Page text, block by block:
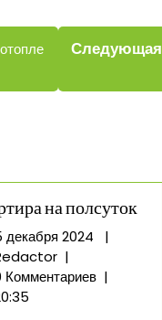
Следующая
на полсуток
декабря 2024
2024
|
Квартира
на
|
Комментариев |